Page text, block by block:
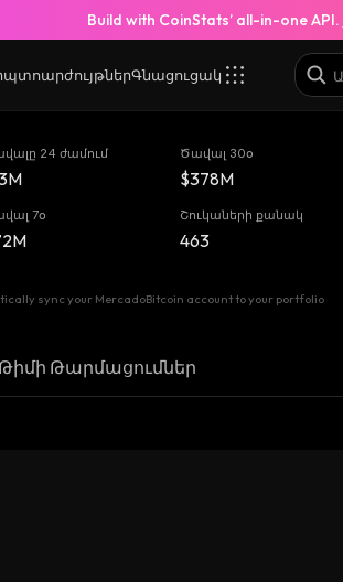
Build with CoinStats’ all-in-one API.
Գնացուցակ
24 ժամում
7օ
Ծավալ 30օ
$378M
Շուկաների քանակ
463
sync your MercadoBitcoin account to your portfolio
Թիմի Թարմացումներ